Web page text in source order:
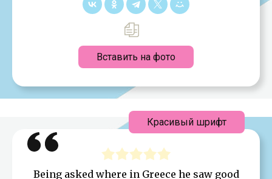
Вставить на фото
Being asked where in Greece he saw good
Красивый шрифт